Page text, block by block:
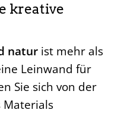
kreative
natur ist mehr als
Leinwand für
Sie sich von der
Materials